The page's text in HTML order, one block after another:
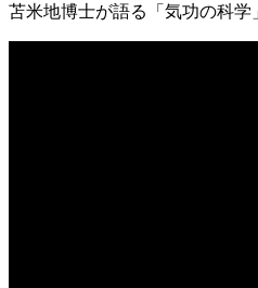
苫米地博士が語る「気功の科学